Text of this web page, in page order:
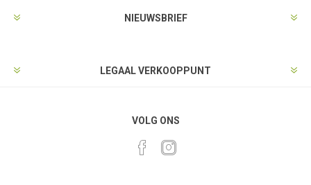
NIEUWSBRIEF
LEGAAL VERKOOPPUNT
VOLG ONS